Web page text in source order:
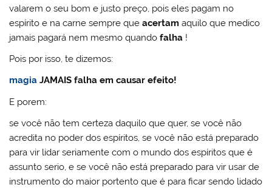
valarem o seu bom e justo preço, pois eles pagam no
espírito e na carne sempre queacertamaquilo que medico
jamais pagará nem mesmo quandofalha !
Pois por isso, te dizemos:
magia JAMAIS falha em causar efeito!
E porem:
se você não tem certeza daquilo que quer, se você não
acredita no poder dos espíritos, se você não está preparado
para vir lidar seriamente com o mundo dos espíritos que é
assunto serio, e se você não está preparado para vir usar de
instrumento do maior portento que é para ficar sendo lidado